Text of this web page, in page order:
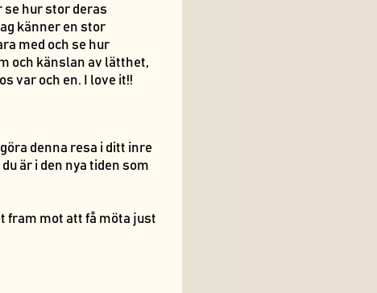
hur stor deras
känner en stor
med och se hur
och känslan av lätthet,
var och en. I love it!!
denna resa i ditt inre
är i den nya tiden som
fram mot att få möta just